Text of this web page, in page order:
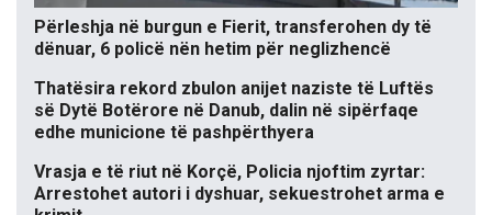
Përleshja në burgun e Fierit, transferohen dy të
dënuar, 6 policë nën hetim për neglizhencë
Thatësira rekord zbulon anijet naziste të Luftës
së Dytë Botërore në Danub, dalin në sipërfaqe
edhe municione të pashpërthyera
Vrasja e të riut në Korçë, Policia njoftim zyrtar:
Arrestohet autori i dyshuar, sekuestrohet arma e